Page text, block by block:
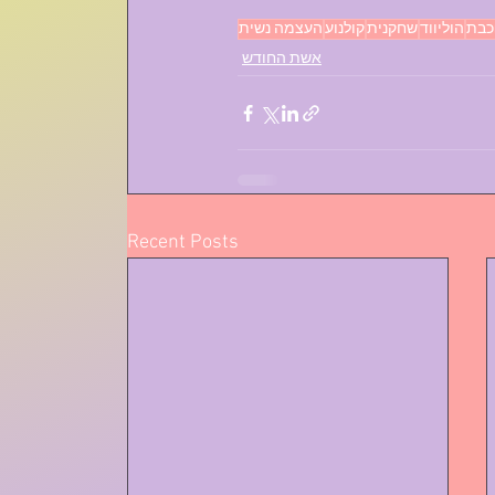
העצמה נשיתקולנועשחקניתהוליווד
אשת החודש
Recent Posts